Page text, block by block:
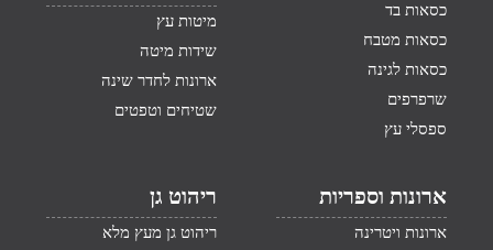
כסאות בד
כסאות מטבח
כסאות לגינה
שרפרפים
ספסלי עץ
מיטות עץ
שידות מיטה
ארונות לחדר שינה
שטיחים וטפטים
ארונות וספריות
ארונות ויטרינה
ריהוט גן
ריהוט גן מעץ מלא